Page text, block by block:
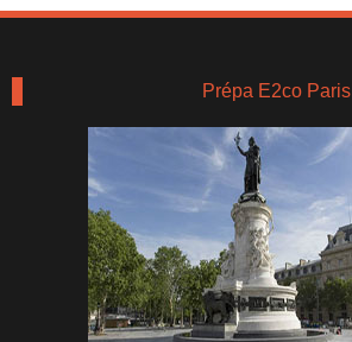
Prépa E2co Paris